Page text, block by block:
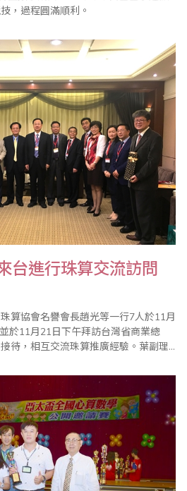
，過程圓滿順利。
台進行珠算交流訪問
算協會名譽會長趙光等一行7人於11月
於11月21日下午拜訪台灣省商業總
待，相互交流珠算推廣經驗。葉副理
功能以及透過珠心算的學習，刺激腦
能；趙名譽會長也簡述了江蘇省自
來，珠心算推廣..